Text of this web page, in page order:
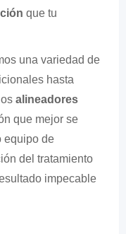
que tu
una variedad de
hasta
alineadores
que mejor se
equipo de
del tratamiento
impecable